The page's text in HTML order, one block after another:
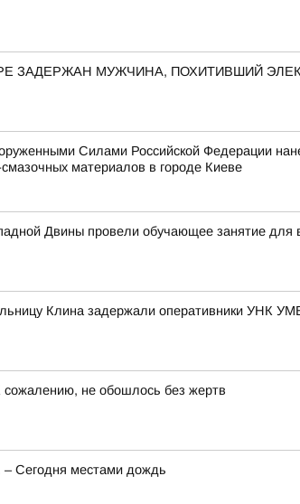
ЗАДЕРЖАН МУЖЧИНА, ПОХИТИВШИЙ
Силами Российской Федерации
материалов в городе Киеве
Двины провели обучающее занятие для
Клина задержали оперативники УНК
не обошлось без жертв
Сегодня местами дождь